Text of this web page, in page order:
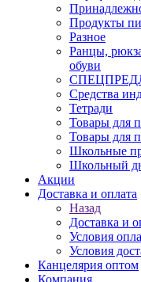
Продукты
Разное
Ранцы,
обуви
Средства
Тетради
Товары для
Товары для
Школьные
Школьный
Акции
Доставка и оплата
Назад
Доставка и
Условия
Условия
Канцелярия оптом
Компания